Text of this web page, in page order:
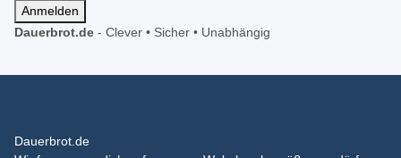
Anmelden
Dauerbrot.de - Clever • Sicher • Unabhängig
Dauerbrot.de